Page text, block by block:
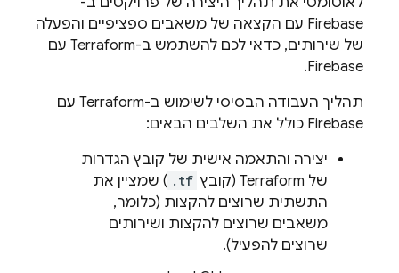
Firebase עם הקצאה של משאבים ספציפיים והפעלה
של שירותים, כדאי לכם להשתמש ב-Terraform עם
Firebase.
תהליך העבודה הבסיסי לשימוש ב-Terraform עם
Firebase כולל את השלבים הבאים:
יצירה והתאמה אישית של קובץ הגדרות
של Terraform (קובץ
.tf ) שמציין את
התשתית שרוצים להקצות (כלומר,
משאבים שרוצים להקצות ושירותים
שרוצים להפעיל).